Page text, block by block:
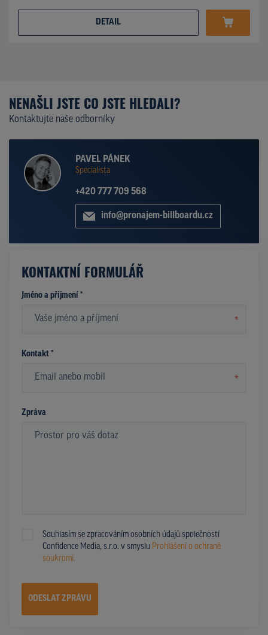
DETAIL
NENAŠLI JSTE CO JSTE HLEDALI?
Kontaktujte naše odborníky
PAVEL PÁNEK
Specialista
+420 777 709 568
info@pronajem-billboardu.cz
KONTAKTNÍ FORMULÁŘ
Jméno a příjmení *
*
Kontakt *
*
Zpráva
Souhlasím se zpracováním osobních údajů společností
Confidence Media, s.r.o. v smyslu Prohlášení o ochraně
soukromí.
ODESLAT ZPRÁVU